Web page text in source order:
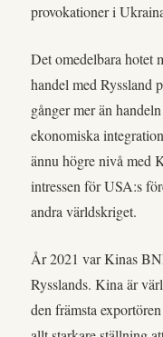
provokationer i
Det omedelbara hotet
handel med Ryssland
gånger mer än
ekonomiska
ännu högre nivå med
intressen för USA:s
andra världskriget.
År 2021 var Kinas
Rysslands. Kina är
den främsta